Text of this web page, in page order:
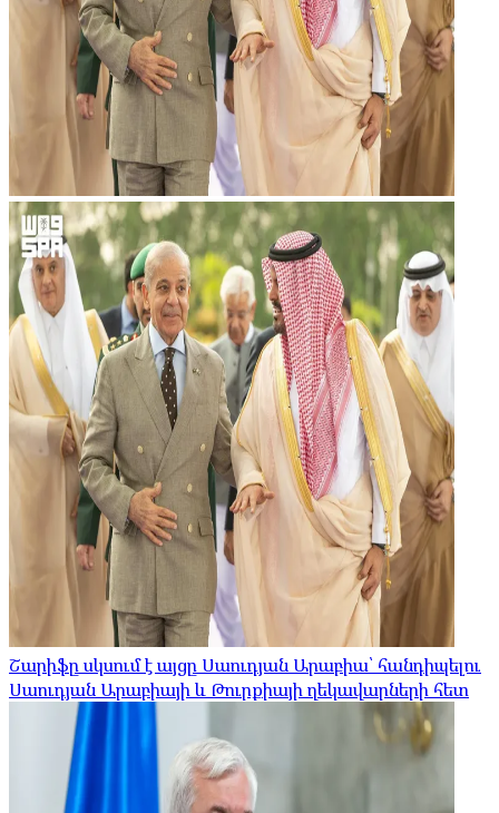
Շարիֆը սկսում է այցը Սաուդյան Արաբիա՝ հանդիպելու
Սաուդյան Արաբիայի և Թուրքիայի ղեկավարների հետ